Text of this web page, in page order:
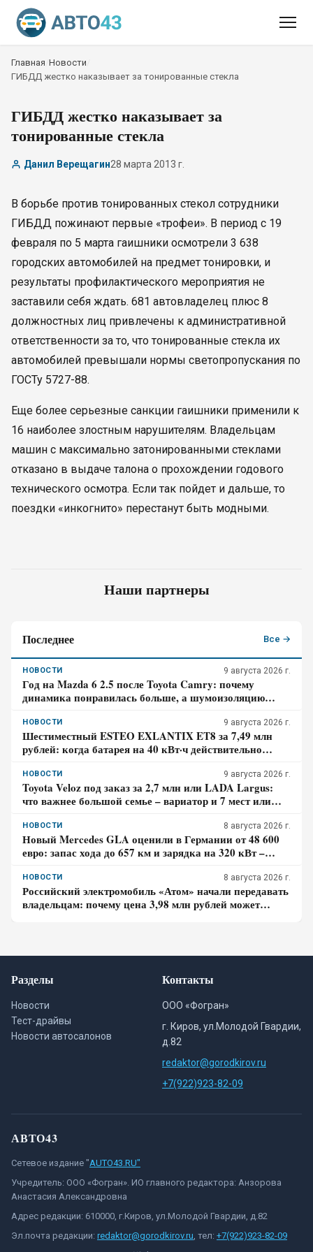
Главная Новости
ГИБДД жестко наказывает за тонированные стекла
ГИБДД жестко наказывает за
тонированные стекла
Данил Верещагин28 марта 2013 г.
В борьбе против тонированных стекол сотрудники
ГИБДД пожинают первые «трофеи». В период с 19
февраля по 5 марта гаишники осмотрели 3 638
городских автомобилей на предмет тонировки, и
результаты профилактического мероприятия не
заставили себя ждать. 681 автовладелец плюс 8
должностных лиц привлечены к административной
ответственности за то, что тонированные стекла их
автомобилей превышали нормы светопропускания по
ГОСТу 5727-88.
Еще более серьезные санкции гаишники применили к
16 наиболее злостным нарушителям. Владельцам
машин с максимально затонированными стеклами
отказано в выдаче талона о прохождении годового
технического осмотра. Если так пойдет и дальше, то
поездки «инкогнито» перестанут быть модными.
Наши партнеры
Последнее Все →
НОВОСТИ 9 августа 2026 г.
Год на Mazda 6 2.5 после Toyota Camry: почему
динамика понравилась больше, а шумоизоляцию
НОВОСТИ 9 августа 2026 г.
Шестиместный ESTEO EXLANTIX ET8 за 7,49 млн
рублей: когда батарея на 40 кВт·ч действительно
НОВОСТИ 9 августа 2026 г.
Toyota Veloz под заказ за 2,7 млн или LADA Largus:
что важнее большой семье – вариатор и 7 мест или
НОВОСТИ 8 августа 2026 г.
Новый Mercedes GLA оценили в Германии от 48 600
евро: запас хода до 657 км и зарядка на 320 кВт –
НОВОСТИ 8 августа 2026 г.
Российский электромобиль «Атом» начали передавать
владельцам: почему цена 3,98 млн рублей может
Разделы
Новости
Тест-драйвы
Новости автосалонов
Контакты
ООО «Фогран»
г. Киров, ул.Молодой Гвардии,
д.82
redaktor@gorodkirov.ru
+7(922)923-82-09
АВТО43
Сетевое издание "AUTO43.RU"
Учредитель: ООО «Фогран». ИО главного редактора: Анзорова
Анастасия Александровна
Адрес редакции: 610000, г.Киров, ул.Молодой Гвардии, д.82
Эл.почта редакции: redaktor@gorodkirov.ru, тел: +7(922)923-82-09